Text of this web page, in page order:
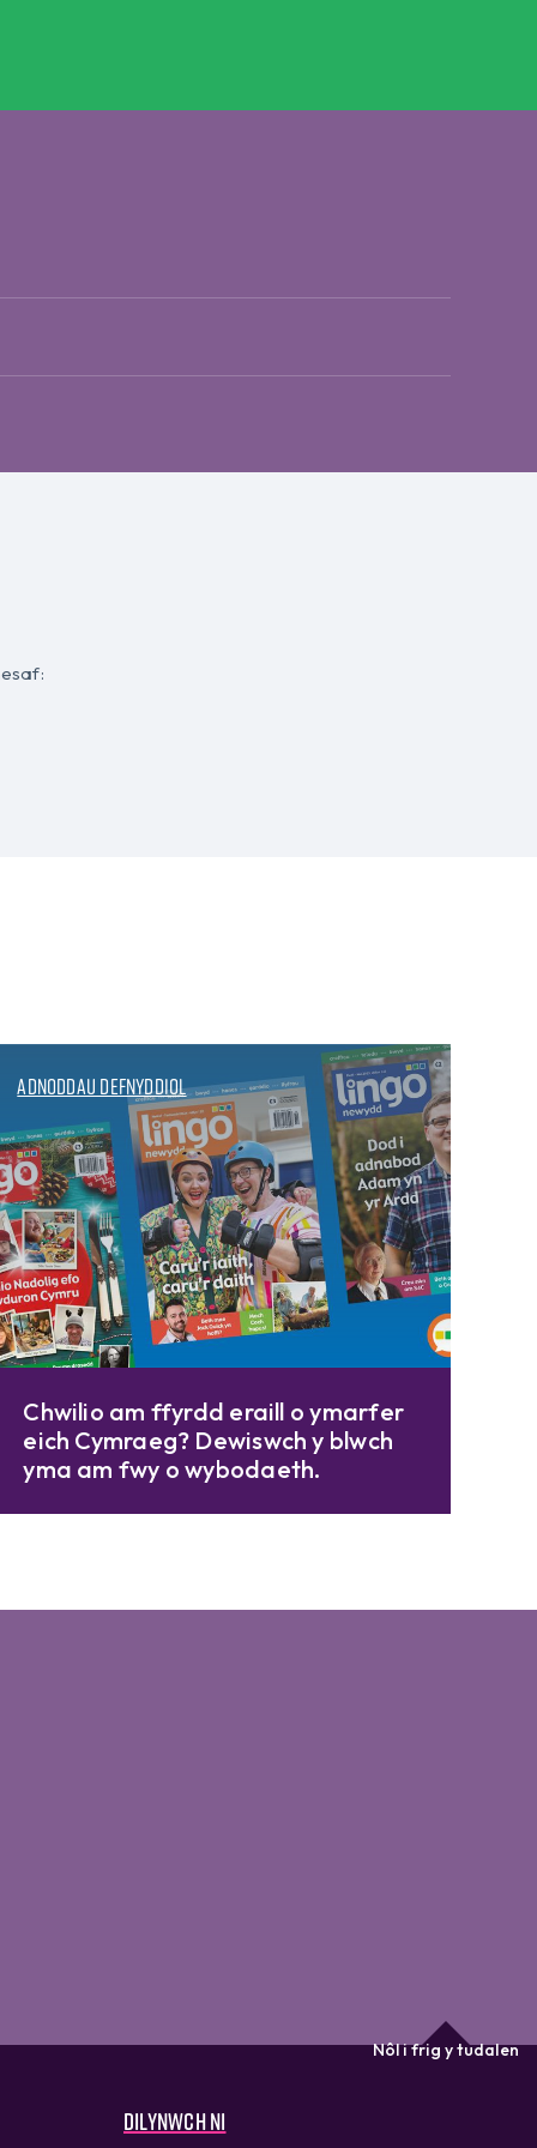
Adnoddau defnyddiol
Chwilio am ffyrdd eraill o ymarfer
eich Cymraeg? Dewiswch y blwch
yma am fwy o wybodaeth.
Dilynwch ni
Nôl i frig y tudalen